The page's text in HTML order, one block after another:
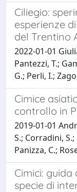
Ciliegio:
esperienze
del Trentino
2022-01-01
Pantezzi, T.;
G.; Perli, I.;
Cimice
controllo in
2019-01-01
S.; Corradini,
Panizza, C.;
Cimici:
specie di